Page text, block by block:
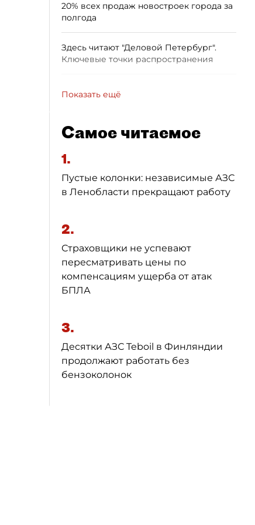
20% всех продаж новостроек города за
полгода
Здесь читают "Деловой Петербург".
Ключевые точки распространения
Показать ещё
Самое читаемое
1.
Пустые колонки: независимые АЗС
в Ленобласти прекращают работу
2.
Страховщики не успевают
пересматривать цены по
компенсациям ущерба от атак
БПЛА
3.
Десятки АЗС Teboil в Финляндии
продолжают работать без
бензоколонок